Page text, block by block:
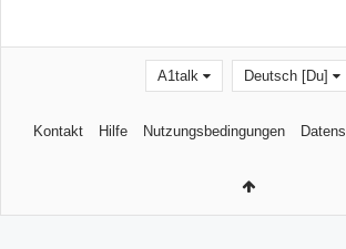
A1talk Deutsch [Du]
Kontakt Hilfe Nutzungsbedingungen